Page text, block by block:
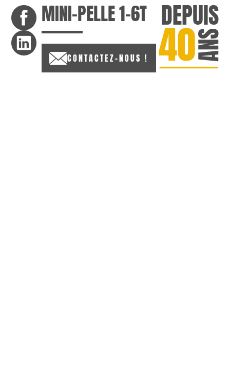
MINI-PELLE 1-6T
CONTACTEZ-NOUS !